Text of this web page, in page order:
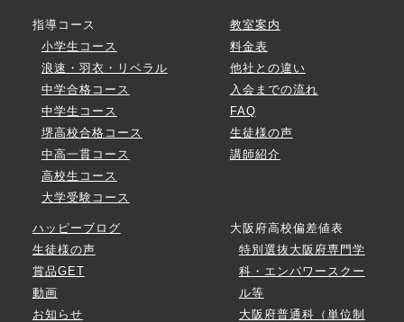
指導コース
小学生コース
浪速・羽衣・リベラル
中学合格コース
中学生コース
堺高校合格コース
中高一貫コース
高校生コース
大学受験コース
教室案内
料金表
他社との違い
入会までの流れ
FAQ
生徒様の声
講師紹介
ハッピーブログ
生徒様の声
賞品GET
動画
お知らせ
大阪府高校偏差値表
特別選抜大阪府専門学
科・エンパワースクー
ル等
大阪府普通科（単位制